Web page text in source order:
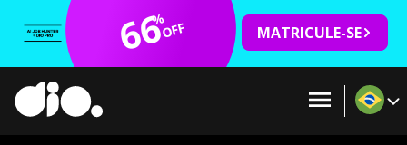
66
%OFF MATRICULE-SE